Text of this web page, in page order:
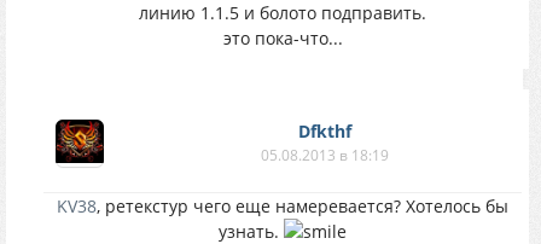
линию 1.1.5 и болото подправить.
это пока-что...
Dfkthf
05.08.2013 в 18:19
KV38, ретекстур чего еще намеревается? Хотелось бы
узнать.